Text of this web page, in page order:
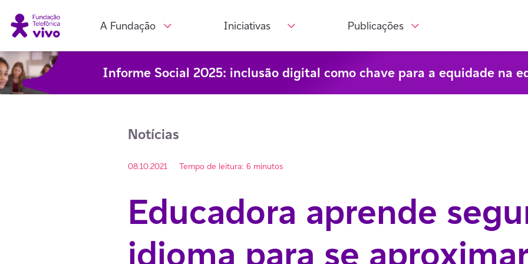
Informe Social 2025: inclusão digital como chave para a equidade na
A Fundação Iniciativas Publicações
Notícias
08.10.2021 Tempo de leitura: 6 minutos
Educadora aprende
idioma para se